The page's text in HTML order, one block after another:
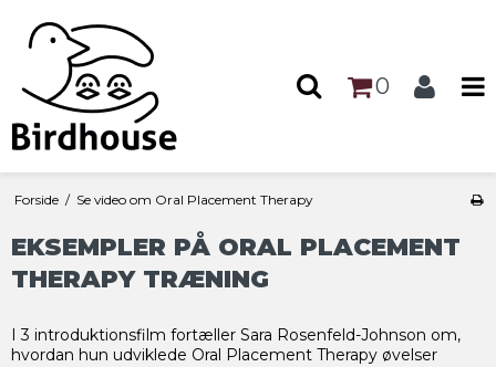
0
Forside / Se video om Oral Placement Therapy
EKSEMPLER PÅ ORAL PLACEMENT
THERAPY TRÆNING
I 3 introduktionsfilm fortæller Sara Rosenfeld-Johnson om,
hvordan hun udviklede Oral Placement Therapy øvelser